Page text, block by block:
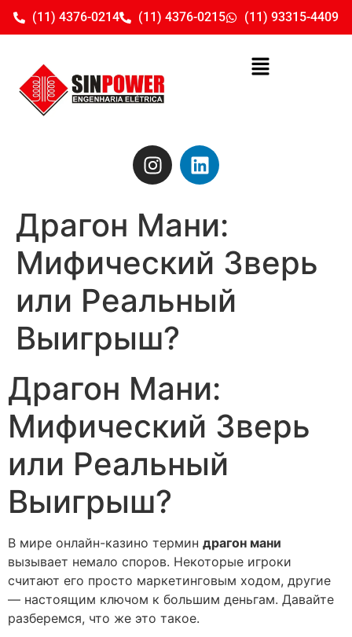
(11) 4376-0214 (11) 4376-0215 (11) 93315-4409
Драгон Мани:
Мифический Зверь
или Реальный
Выигрыш?
Драгон Мани:
Мифический Зверь
или Реальный
Выигрыш?
В мире онлайн-казино термин драгон мани
вызывает немало споров. Некоторые игроки
считают его просто маркетинговым ходом, другие
— настоящим ключом к большим деньгам. Давайте
разберемся, что же это такое.